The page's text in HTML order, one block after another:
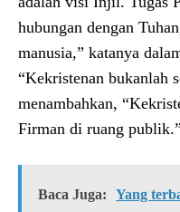
hubungan dengan
manusia,” katanya
“Kekristenan bukanlah
menambahkan,
Firman di ruang publik.”
Baca Juga:
Yang